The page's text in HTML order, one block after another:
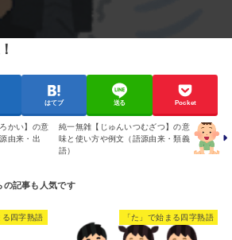
はてブ 送る Pocket
かい】の意
由来・出
純一無雑【じゅんいつむざつ】の意
味と使い方や例文（語源由来・類義
語）
る四字熟語 「た」で始まる四字熟語